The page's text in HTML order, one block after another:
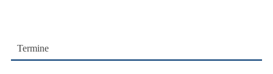
Termine